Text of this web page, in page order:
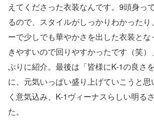
えてくださった衣装なんです。9頭身っ
るので、スタイルがしっかりわかった
ーで少しでも華やかさを出した衣装と
きやすいので回りやすかったです（笑）
ぷりに紹介。最後は「皆様にK-1の良さ
に、元気いっぱい盛り上げていこうと
く意気込み、K-1ヴィーナスらしい明る
た。